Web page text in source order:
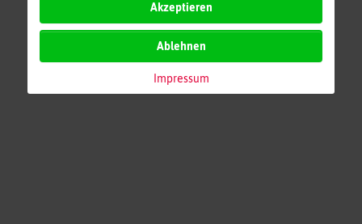
Akzeptieren
Ablehnen
Impressum